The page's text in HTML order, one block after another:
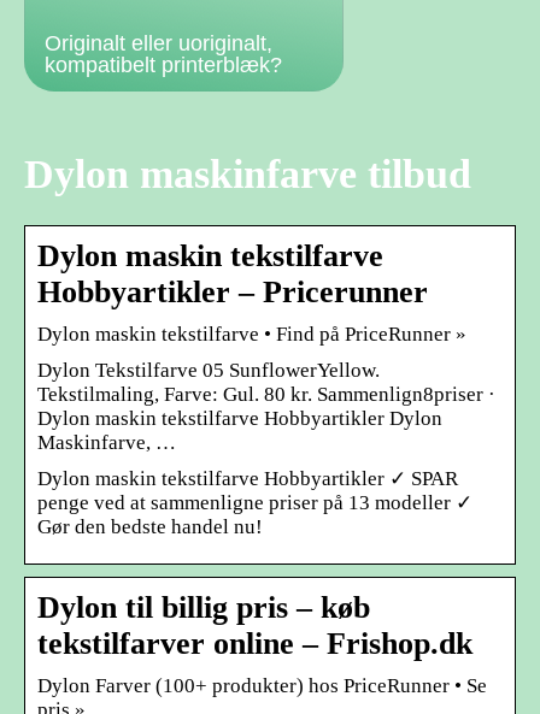
Originalt eller uoriginalt,
kompatibelt printerblæk?
Dylon maskinfarve tilbud
Dylon maskin tekstilfarve
Hobbyartikler – Pricerunner
Dylon maskin tekstilfarve • Find på PriceRunner »
Dylon Tekstilfarve 05 SunflowerYellow.
Tekstilmaling, Farve: Gul. 80 kr. Sammenlign8priser ·
Dylon maskin tekstilfarve Hobbyartikler Dylon
Maskinfarve, …
Dylon maskin tekstilfarve Hobbyartikler ✓ SPAR
penge ved at sammenligne priser på 13 modeller ✓
Gør den bedste handel nu!
Dylon til billig pris – køb
tekstilfarver online – Frishop.dk
Dylon Farver (100+ produkter) hos PriceRunner • Se
pris »